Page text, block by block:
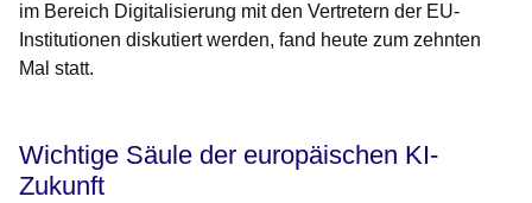
im Bereich Digitalisierung mit den Vertretern der EU-
Institutionen diskutiert werden, fand heute zum zehnten
Mal statt.
Wichtige Säule der europäischen KI-
Zukunft